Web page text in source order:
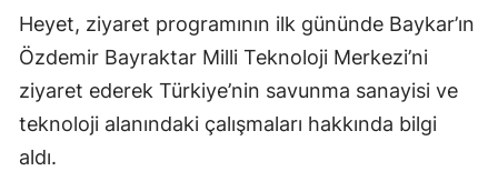
Heyet, ziyaret programının ilk gününde Baykar’ın
Özdemir Bayraktar Milli Teknoloji Merkezi’ni
ziyaret ederek Türkiye’nin savunma sanayisi ve
teknoloji alanındaki çalışmaları hakkında bilgi
aldı.